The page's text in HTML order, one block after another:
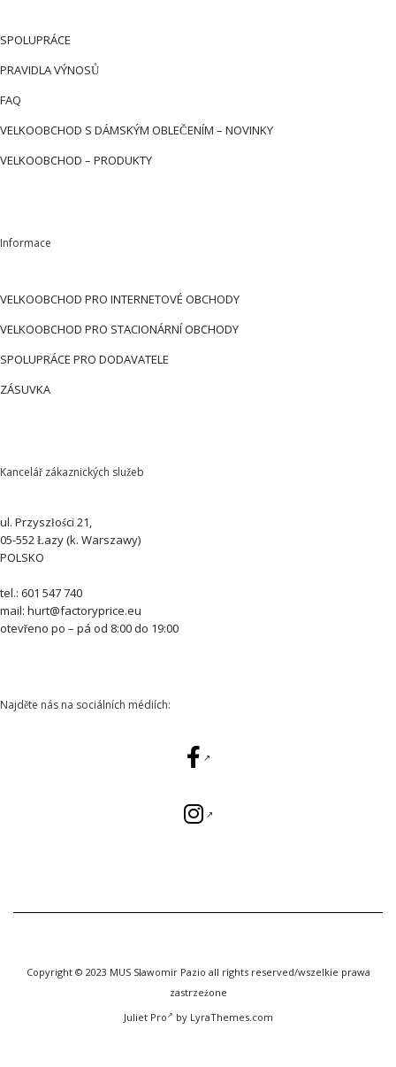
SPOLUPRÁCE
PRAVIDLA VÝNOSŮ
FAQ
VELKOOBCHOD S DÁMSKÝM OBLEČENÍM – NOVINKY
VELKOOBCHOD – PRODUKTY
Informace
VELKOOBCHOD PRO INTERNETOVÉ OBCHODY
VELKOOBCHOD PRO STACIONÁRNÍ OBCHODY
SPOLUPRÁCE PRO DODAVATELE
ZÁSUVKA
Kancelář zákaznických služeb
ul. Przyszłości 21,
05-552 Łazy (k. Warszawy)
POLSKO
tel.: 601 547 740
mail: hurt@factoryprice.eu
otevřeno po – pá od 8:00 do 19:00
Najděte nás na sociálních médiích:
Copyright © 2023 MUS Sławomir Pazio all rights reserved/wszelkie prawa
zastrzeżone
Juliet Pro
by LyraThemes.com